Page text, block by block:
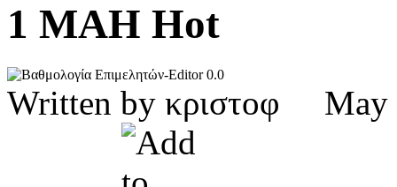
1 ΜΑΗ
0.0
Written by κριστοφ